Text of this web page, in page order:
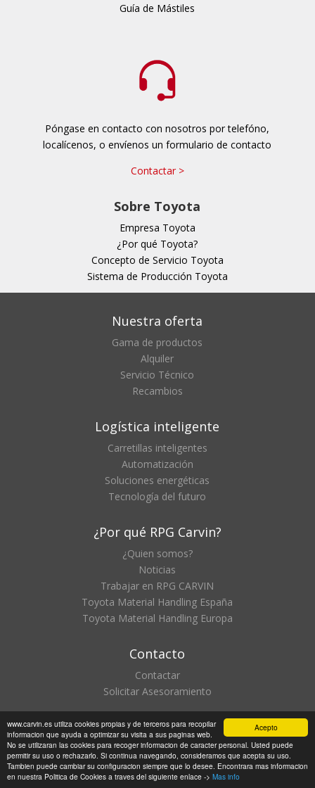
Acepto
www.carvin.es utiliza cookies propias y de terceros para recopilar
informacion que ayuda a optimizar su visita a sus paginas web.
No se utilizaran las cookies para recoger informacion de caracter personal. Usted puede
permitir su uso o rechazarlo. Si continua navegando, consideramos que acepta su uso.
Tambien puede cambiar su configuracion siempre que lo desee. Encontrara mas informacion
en nuestra Politica de Cookies a traves del siguiente enlace -> Mas info
Guía de Mástiles
Póngase en contacto con nosotros por telefóno,
localícenos, o envíenos un formulario de contacto
Contactar >
Sobre Toyota
Empresa Toyota
¿Por qué Toyota?
Concepto de Servicio Toyota
Sistema de Producción Toyota
Nuestra oferta
Gama de productos
Alquiler
Servicio Técnico
Recambios
Logística inteligente
Carretillas inteligentes
Automatización
Soluciones energéticas
Tecnología del futuro
¿Por qué RPG Carvin?
¿Quien somos?
Noticias
Trabajar en RPG CARVIN
Toyota Material Handling España
Toyota Material Handling Europa
Contacto
Contactar
Solicitar Asesoramiento
Aviso Legal |Política de Privacidad |Política de Calidad |
RPG Carvin, S.l. - Todos los derechos reservados | Página
web diseñada por RPG Carvin, S.L.(marketing@carvin.es)